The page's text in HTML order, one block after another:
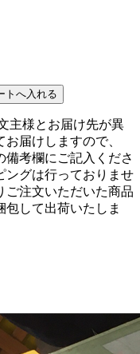
主様とお届け先が異
届けしますので、
備考欄にご記入くださ
ングは行っておりませ
注文いただいた商品
して出荷いたしま